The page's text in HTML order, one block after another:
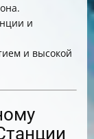
и
и высокой